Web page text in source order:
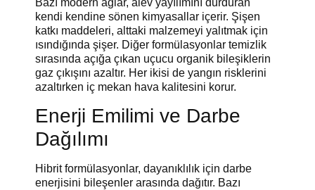
Bazı modern ağlar, alev yayılımını durduran
kendi kendine sönen kimyasallar içerir. Şişen
katkı maddeleri, alttaki malzemeyi yalıtmak için
ısındığında şişer. Diğer formülasyonlar temizlik
sırasında açığa çıkan uçucu organik bileşiklerin
gaz çıkışını azaltır. Her ikisi de yangın risklerini
azaltırken iç mekan hava kalitesini korur.
Enerji Emilimi ve Darbe
Dağılımı
Hibrit formülasyonlar, dayanıklılık için darbe
enerjisini bileşenler arasında dağıtır. Bazı